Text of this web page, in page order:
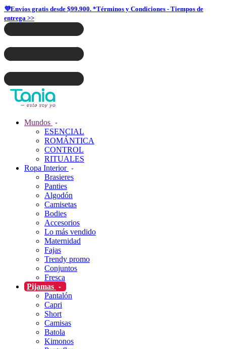
💜Envíos gratis desde $99.900. *Términos y Condiciones - Tiempos de
entrega >>
Mundos
ESENCIAL
ROMÁNTICA
CONTROL
RITUALES
Ropa Interior
Brasieres
Panties
Algodón
Camisetas
Bodies
Accesorios
Lo más vendido
Maternidad
Fajas
Trendy promo
Conjuntos
Fresca
Pijamas
Pantalón
Capri
Short
Camisas
Batola
Kimonos